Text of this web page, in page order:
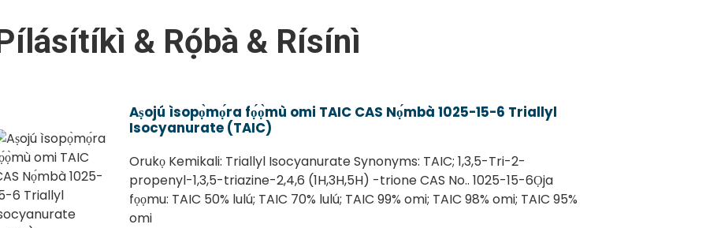
& Rọ́bà & Rísínì
Aṣojú ìsopọ̀mọ́ra fọ́ọ̀mù omi TAIC CAS Nọ́mbà 1025-15-6 Triallyl
Isocyanurate (TAIC)
Orukọ Kemikali: Triallyl Isocyanurate Synonyms: TAIC; 1,3,5-Tri-2-
propenyl-1,3,5-triazine-2,4,6 (1H,3H,5H) -trione CAS No.. 1025-15-6Ọja
fọọmu: TAIC 50% lulú; TAIC 70% lulú; TAIC 99% omi; TAIC 98% omi; TAIC 95%
omi